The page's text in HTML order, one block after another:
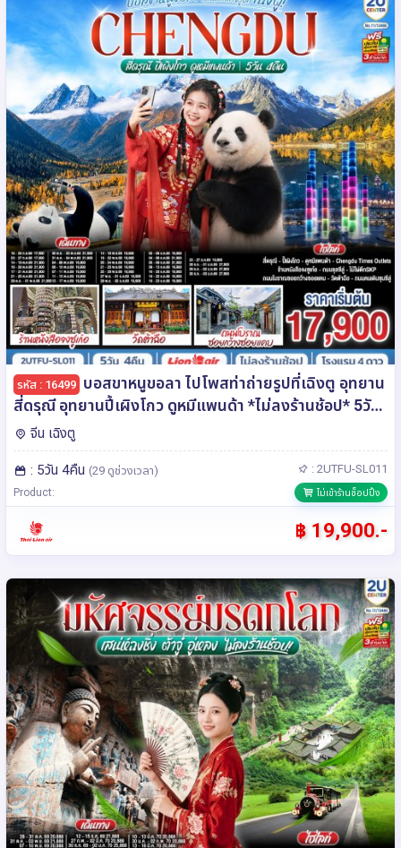
รหัส : 16499 บอสขาหนูขอลา ไปโพสท่าถ่ายรูปที่เฉิงตู อุทยาน
สี่ดรุณี อุทยานปี้เผิงโกว ดูหมีแพนด้า *ไม่ลงร้านช้อป* 5วัน
4คืน โดยสายการบิน Thai Lion Air (SL)
จีน เฉิงตู
: 5วัน 4คืน (29 ดูช่วงเวลา) : 2UTFU-SL011
Product: ไม่เข้าร้านช็อปปิ้ง
฿ 19,900.-